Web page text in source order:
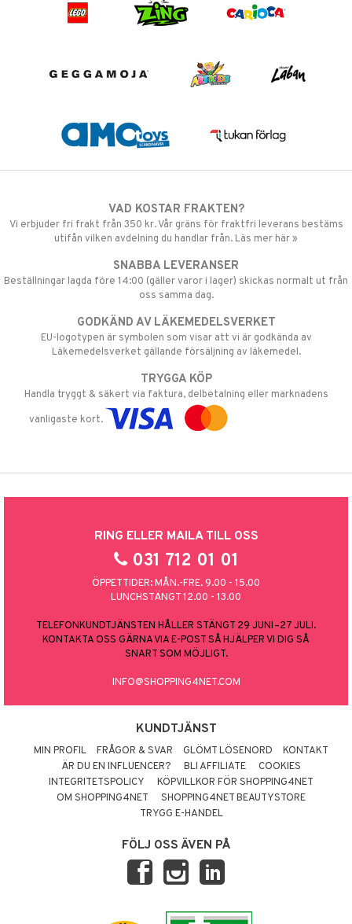
VAD KOSTAR FRAKTEN?
Vi erbjuder fri frakt från 350 kr. Vår gräns för fraktfri leverans bestäms
utifån vilken avdelning du handlar från. Läs mer här »
SNABBA LEVERANSER
Beställningar lagda före 14:00 (gäller varor i lager) skickas normalt ut från
oss samma dag.
GODKÄND AV LÄKEMEDELSVERKET
EU-logotypen är symbolen som visar att vi är godkända av
Läkemedelsverket gällande försäljning av läkemedel.
TRYGGA KÖP
Handla tryggt & säkert via faktura, delbetalning eller marknadens
vanligaste kort.
RING ELLER MAILA TILL OSS
031 712 01 01
ÖPPETTIDER: MÅN.-FRE. 9.00 - 15.00
LUNCHSTÄNGT 12.00 - 13.00
TELEFONKUNDTJÄNSTEN HÅLLER STÄNGT 29 JUNI–27 JULI.
KONTAKTA OSS GÄRNA VIA E-POST SÅ HJÄLPER VI DIG SÅ
SNART SOM MÖJLIGT.
INFO@SHOPPING4NET.COM
KUNDTJÄNST
MIN PROFIL FRÅGOR & SVAR GLÖMT LÖSENORD
KONTAKT
ÄR DU EN INFLUENCER?
BLI AFFILIATE
COOKIES
INTEGRITETSPOLICY
KÖPVILLKOR FÖR SHOPPING4NET
OM SHOPPING4NET
SHOPPING4NET BEAUTYSTORE
TRYGG E-HANDEL
FÖLJ OSS ÄVEN PÅ